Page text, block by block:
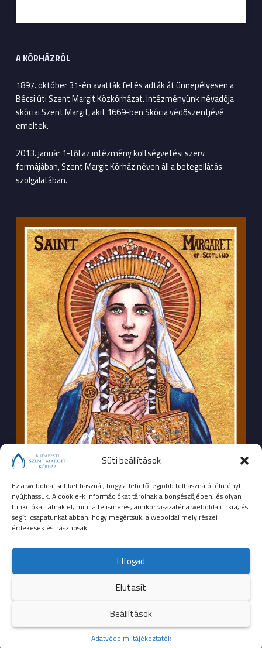
Süti beállítások
Ez a weboldal sütiket használ, hogy a lehető legjobb felhasználói élményt
nyújthassuk. A cookie-k információkat tárolnak a böngészőjében, és olyan
funkciókat látnak el, mint a felismerés, amikor visszatér a weboldalunkra, és
segíti csapatunkat abban, hogy megértsük, a weboldal mely részei
érdekesek és hasznosak.
Elfogad
Elutasít
Beállítások
Adatvédelmi tájékoztatók
Kezdőoldal
A KÓRHÁZRÓL
1897. október 31-én avatták fel és adták át ünnepélyesen a
Bécsi úti Szent Margit Közkórházat. Intézményünk névadója
skóciai Szent Margit, akit 1669-ben Skócia védőszentjévé
emeltek.
2013. január 1-től az intézmény költségvetési szerv
formájában, Szent Margit Kórház néven áll a betegellátás
szolgálatában.
SEGÉLYHÍVÓSZÁMOK
104mentők
107rendőrség